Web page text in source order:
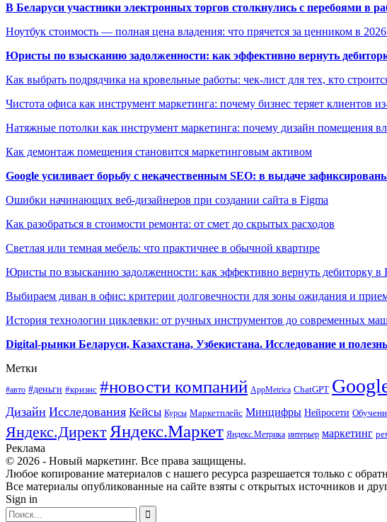
В Беларуси участники электронных торгов столкнулись с перебоями в
Ноутбук стоимость — полная цена владения: что прячется за ценником в
Юристы по взысканию задолженности: как эффективно вернуть
Как выбрать подрядчика на кровельные работы: чек-лист для тех, кто
Чистота офиса как инструмент маркетинга: почему бизнес теряет клиентов
Натяжные потолки как инструмент маркетинга: почему дизайн помещения
Как демонтаж помещения становится маркетинговым активом
Google усиливает борьбу с некачественным SEO: в выдаче
Ошибки начинающих веб-дизайнеров при создании сайта в Figma
Как разобраться в стоимости ремонта: от смет до скрытых расходов
Светлая или темная мебель: что практичнее в обычной квартире
Юристы по взысканию задолженности: как эффективно вернуть дебиторку в
Выбираем диван в офис: критерии долговечности для зоны ожидания и
История технологии циклевки: от ручных инструментов до современных
Digital-рынки Беларуси, Казахстана, Узбекистана. Исследование и
Метки
#авто #деньги #кризис #новости компаний AppMetrica ChatGPT
Дизайн Исследования Кейсы Курсы Маркетплейс Минцифры Нейросети
Яндекс.ДиректЯндекс.Маркет Яндекс.Метрика интерьер маркетинг
Реклама
© 2026 - Новый маркетинг. Все права защищены.
Любое копирование материалов с нашего ресурса разрешается только с
Все материалы опубликованные на сайте взяты с открытых источников и
Sign in